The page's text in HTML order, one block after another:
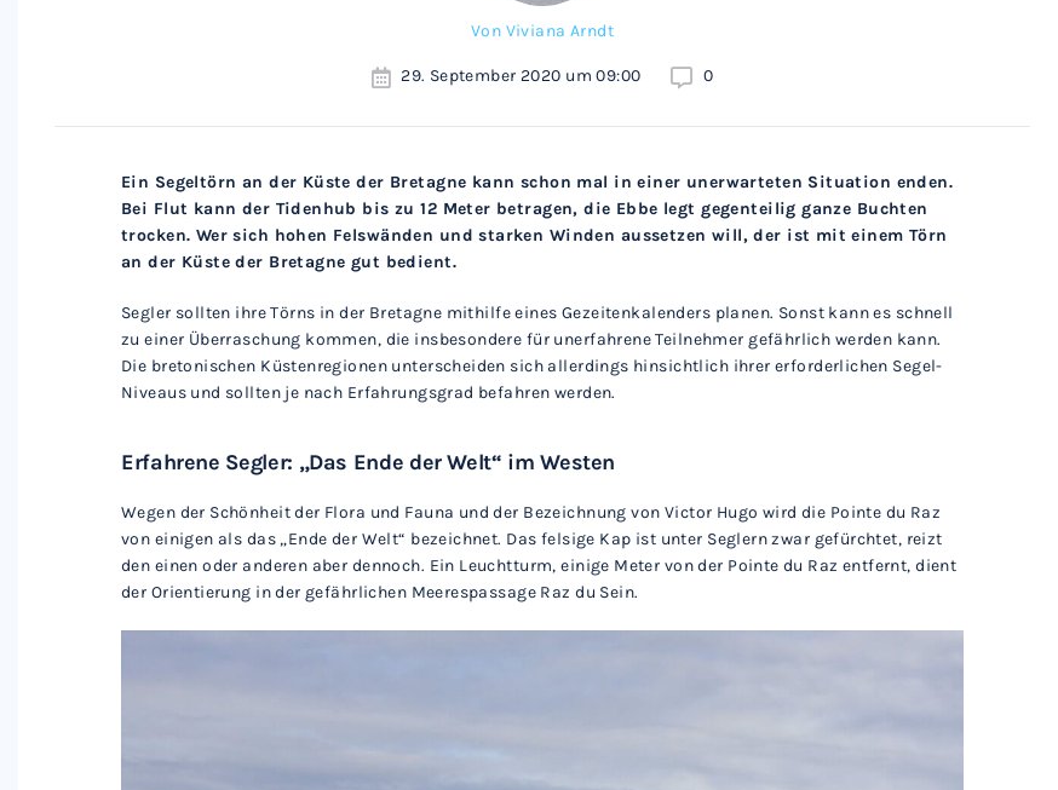
Von Viviana Arndt
29. September 2020 um 09:00 0
Ein Segeltörn an der Küste der Bretagne kann schon mal in einer unerwarteten Situation enden.
Bei Flut kann der Tidenhub bis zu 12 Meter betragen, die Ebbe legt gegenteilig ganze Buchten
trocken. Wer sich hohen Felswänden und starken Winden aussetzen will, der ist mit einem Törn
an der Küste der Bretagne gut bedient.
Segler sollten ihre Törns in der Bretagne mithilfe eines Gezeitenkalenders planen. Sonst kann es schnell
zu einer Überraschung kommen, die insbesondere für unerfahrene Teilnehmer gefährlich werden kann.
Die bretonischen Küstenregionen unterscheiden sich allerdings hinsichtlich ihrer erforderlichen Segel-
Niveaus und sollten je nach Erfahrungsgrad befahren werden.
Erfahrene Segler: „Das Ende der Welt“ im Westen
Wegen der Schönheit der Flora und Fauna und der Bezeichnung von Victor Hugo wird die Pointe du Raz
von einigen als das „Ende der Welt“ bezeichnet. Das felsige Kap ist unter Seglern zwar gefürchtet, reizt
den einen oder anderen aber dennoch. Ein Leuchtturm, einige Meter von der Pointe du Raz entfernt, dient
der Orientierung in der gefährlichen Meerespassage Raz du Sein.